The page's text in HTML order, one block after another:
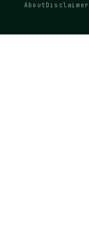
About Disclaimer